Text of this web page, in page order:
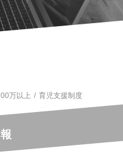
万以上 育児支援制度